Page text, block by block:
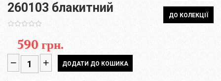
ДО КОЛЕКЦІЇ
260103 блакитний
590 грн.